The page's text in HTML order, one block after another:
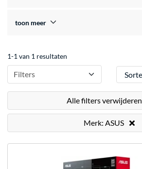
toon meer
1-1 van 1 resultaten
Filters Sorteren
Alle filters verwijderen
Merk: ASUS